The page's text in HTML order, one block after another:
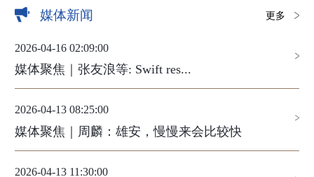
媒体新闻 更多
2026-04-16 02:09:00
媒体聚焦｜张友浪等: Swift res...
2026-04-13 08:25:00
媒体聚焦｜周麟：雄安，慢慢来会比较快
2026-04-13 11:30:00